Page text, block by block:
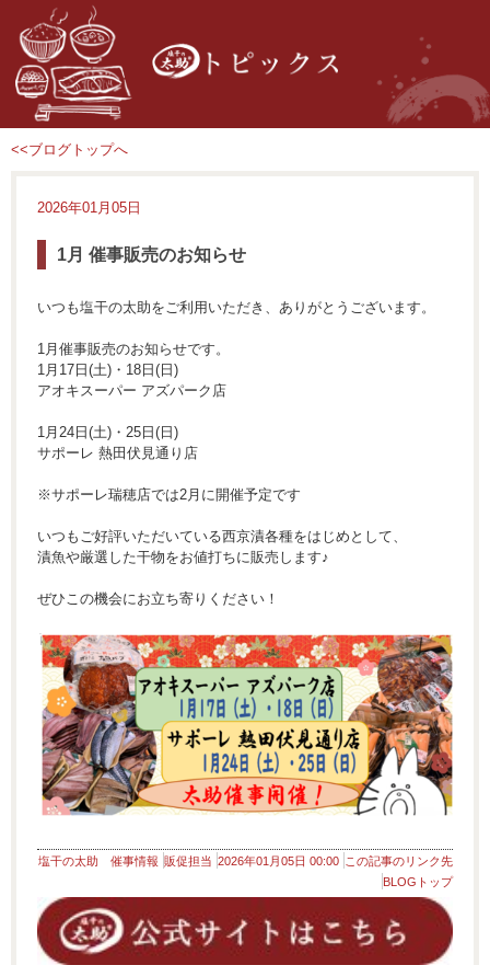
<<ブログトップへ
2026年01月05日
1月 催事販売のお知らせ
いつも塩干の太助をご利用いただき、ありがとうございます。
1月催事販売のお知らせです。
1月17日(土)・18日(日)
アオキスーパー アズパーク店
1月24日(土)・25日(日)
サポーレ 熱田伏見通り店
※サポーレ瑞穂店では2月に開催予定です
いつもご好評いただいている西京漬各種をはじめとして、
漬魚や厳選した干物をお値打ちに販売します♪
ぜひこの機会にお立ち寄りください！
塩干の太助 催事情報 販促担当 2026年01月05日 00:00 この記事のリンク先
BLOGトップ